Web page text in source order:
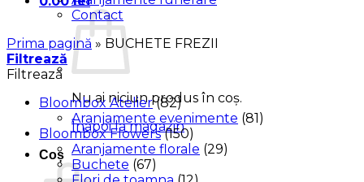
Nu ai niciun produs în coș.
Înapoi la magazin
Coș
Contact
Prima pagină » BUCHETE FREZII
Filtrează
Filtrează
Bloombox Atelier (82)
Aranjamente evenimente (81)
Bloombox Flowers (150)
Aranjamente florale (29)
Buchete (67)